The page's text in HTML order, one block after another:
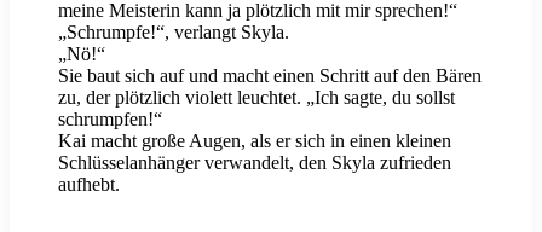
meine Meisterin kann ja plötzlich mit mir sprechen!“
„Schrumpfe!“, verlangt Skyla.
„Nö!“
Sie baut sich auf und macht einen Schritt auf den Bären
zu, der plötzlich violett leuchtet. „Ich sagte, du sollst
schrumpfen!“
Kai macht große Augen, als er sich in einen kleinen
Schlüsselanhänger verwandelt, den Skyla zufrieden
aufhebt.